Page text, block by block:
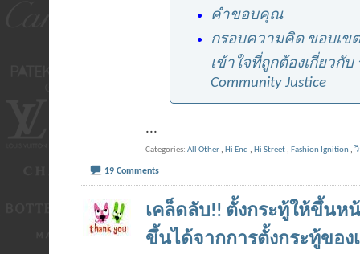
คำขอบคุณ
กรอบความคิด ขอบเข
เข้าใจที่ถูกต้องเกี่ยวกับ
Community Justice
...
Categories All Other, Hi End , Hi Street, Fashion Ignition ,
19 Comments
เคล็ดลับ!! ตั้งกระทู้ให้ขึ้นห
ขึ้นได้จากการตั้งกระทู้ขอ